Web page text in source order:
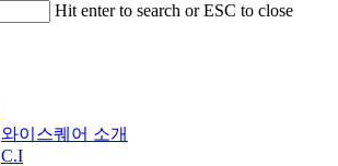
Hit enter to search or ESC to close
와이스퀘어 소개
C.I